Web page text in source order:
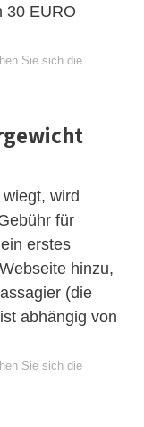
30 EURO
Sie sich die
wird
für
erstes
hinzu,
(die
abhängig von
Sie sich die